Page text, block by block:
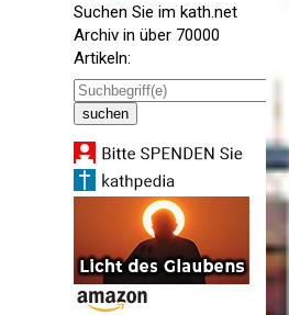
Suchen Sie im kath.net
Archiv in über 70000
Artikeln: